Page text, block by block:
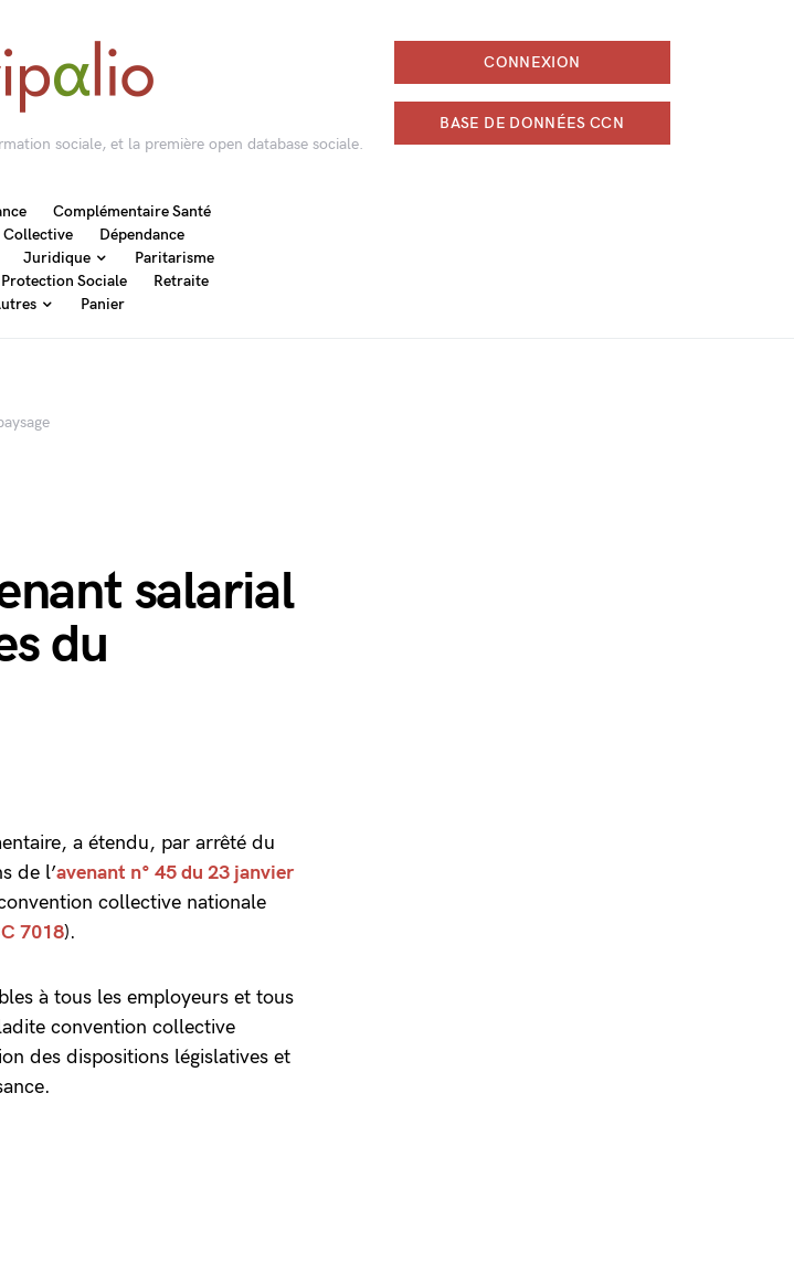
sociale, et la première open database sociale.
CONNEXION
BASE DE DONNÉES CCN
Complémentaire Santé
Dépendance
Juridique
Paritarisme
Protection Sociale
Retraite
Panier
salarial
du
a étendu, par arrêté du
de l’avenant n° 45 du 23 janvier
collective nationale
7018).
à tous les employeurs et tous
convention collective
des dispositions législatives et